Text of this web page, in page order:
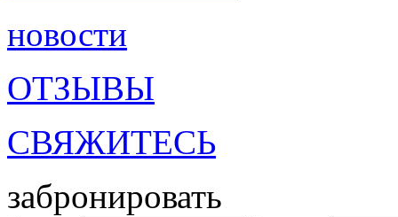
новости
ОТЗЫВЫ
СВЯЖИТЕСЬ
забронировать